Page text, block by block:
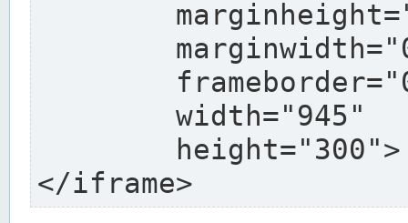
</iframe>